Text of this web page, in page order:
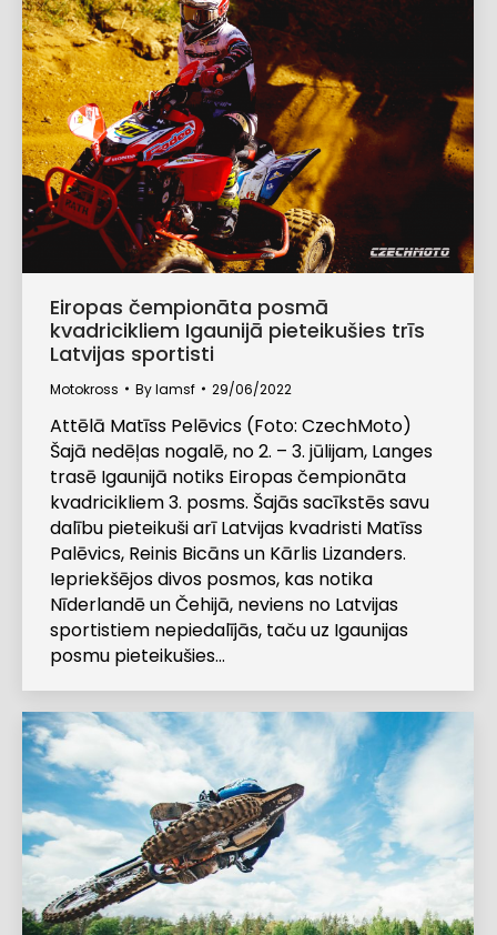
Eiropas čempionāta posmā
kvadricikliem Igaunijā pieteikušies trīs
Latvijas sportisti
Motokross Bylamsf 29/06/2022
Attēlā Matīss Pelēvics (Foto: CzechMoto)
Šajā nedēļas nogalē, no 2. – 3. jūlijam, Langes
trasē Igaunijā notiks Eiropas čempionāta
kvadricikliem 3. posms. Šajās sacīkstēs savu
dalību pieteikuši arī Latvijas kvadristi Matīss
Palēvics, Reinis Bicāns un Kārlis Lizanders.
Iepriekšējos divos posmos, kas notika
Nīderlandē un Čehijā, neviens no Latvijas
sportistiem nepiedalījās, taču uz Igaunijas
posmu pieteikušies…